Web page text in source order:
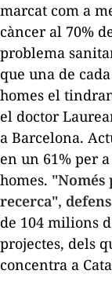
marcat com a
càncer al 70%
problema
que una de
homes el
el doctor
a Barcelona.
en un 61% per
homes.
recerca",
de 104 milions
projectes, dels
concentra a